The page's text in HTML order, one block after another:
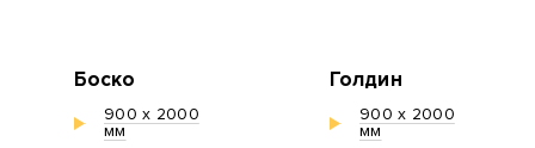
Боско
900 х 2000
мм
Голдин
900 х 2000
мм